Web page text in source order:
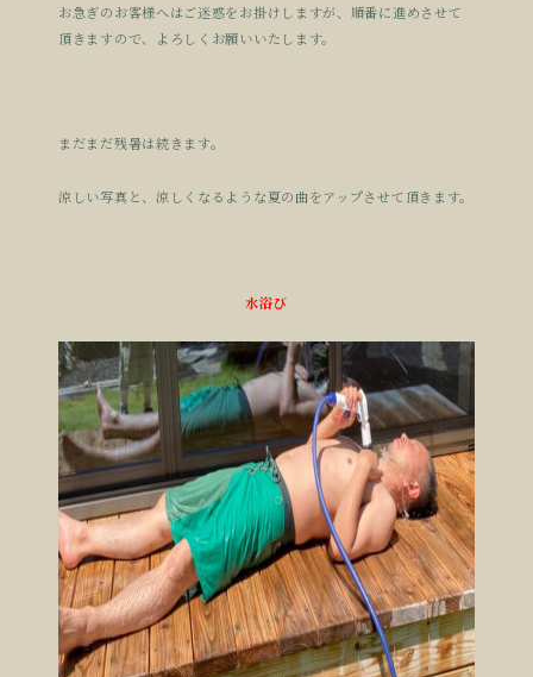
お急ぎのお客様へはご迷惑をお掛けしますが、順番に進めさせて
頂きますので、よろしくお願いいたします。
まだまだ残暑は続きます。
涼しい写真と、涼しくなるような夏の曲をアップさせて頂きます。
水浴び